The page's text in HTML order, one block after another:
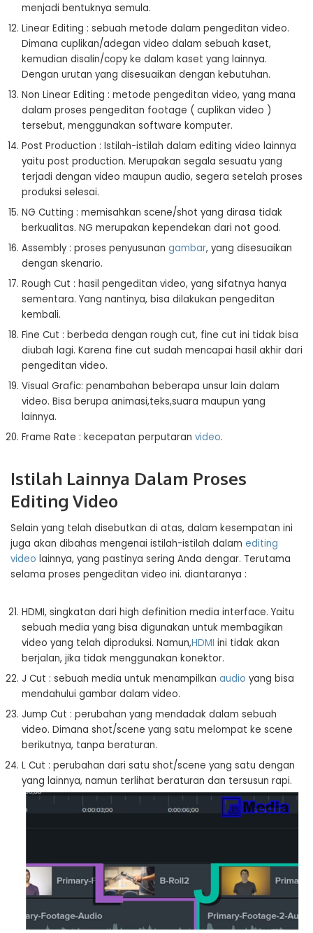
menjadi bentuknya semula.
Linear Editing : sebuah metode dalam pengeditan video.
Dimana cuplikan/adegan video dalam sebuah kaset,
kemudian disalin/copy ke dalam kaset yang lainnya.
Dengan urutan yang disesuaikan dengan kebutuhan.
Non Linear Editing : metode pengeditan video, yang mana
dalam proses pengeditan footage ( cuplikan video )
tersebut, menggunakan software komputer.
Post Production : Istilah-istilah dalam editing video lainnya
yaitu post production. Merupakan segala sesuatu yang
terjadi dengan video maupun audio, segera setelah proses
produksi selesai.
NG Cutting : memisahkan scene/shot yang dirasa tidak
berkualitas. NG merupakan kependekan dari not good.
Assembly : proses penyusunan gambar, yang disesuaikan
dengan skenario.
Rough Cut : hasil pengeditan video, yang sifatnya hanya
sementara. Yang nantinya, bisa dilakukan pengeditan
kembali.
Fine Cut : berbeda dengan rough cut, fine cut ini tidak bisa
diubah lagi. Karena fine cut sudah mencapai hasil akhir dari
pengeditan video.
Visual Grafic: penambahan beberapa unsur lain dalam
video. Bisa berupa animasi,teks,suara maupun yang
lainnya.
Frame Rate : kecepatan perputaran video.
Istilah Lainnya Dalam Proses
Editing Video
Selain yang telah disebutkan di atas, dalam kesempatan ini
juga akan dibahas mengenai istilah-istilah dalam editing
video lainnya, yang pastinya sering Anda dengar. Terutama
selama proses pengeditan video ini. diantaranya :
HDMI, singkatan dari high definition media interface. Yaitu
sebuah media yang bisa digunakan untuk membagikan
video yang telah diproduksi. Namun,HDMI ini tidak akan
berjalan, jika tidak menggunakan konektor.
J Cut : sebuah media untuk menampilkan audio yang bisa
mendahului gambar dalam video.
Jump Cut : perubahan yang mendadak dalam sebuah
video. Dimana shot/scene yang satu melompat ke scene
berikutnya, tanpa beraturan.
L Cut : perubahan dari satu shot/scene yang satu dengan
yang lainnya, namun terlihat beraturan dan tersusun rapi.